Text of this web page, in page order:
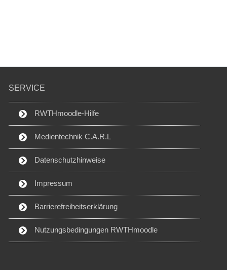
SERVICE
RWTHmoodle-Hilfe
Medientechnik C.A.R.L
Datenschutzhinweise
Impressum
Barrierefreiheitserklärung
Nutzungsbedingungen RWTHmoodle